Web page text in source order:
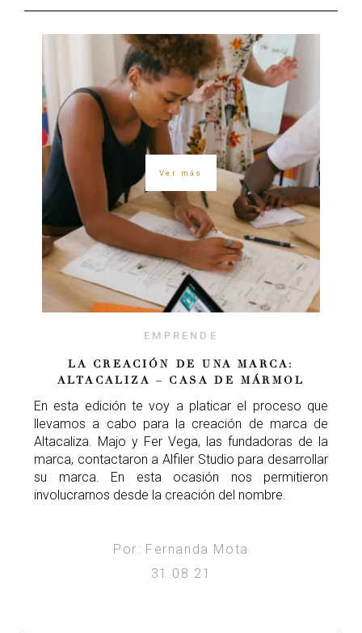
Ver más
EMPRENDE
LA CREACIÓN DE UNA MARCA:
ALTACALIZA – CASA DE MÁRMOL
En esta edición te voy a platicar el proceso que
llevamos a cabo para la creación de marca de
Altacaliza. Majo y Fer Vega, las fundadoras de la
marca, contactaron a Alfiler Studio para desarrollar
su marca. En esta ocasión nos permitieron
involucrarnos desde la creación del nombre.
Por: Fernanda Mota
31.08.21